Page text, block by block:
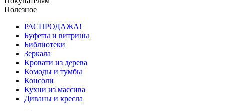
Полезное
РАСПРОДАЖА!
Буфеты и витрины
Библиотеки
Зеркала
Кровати из дерева
Комоды и тумбы
Консоли
Кухни из массива
Диваны и кресла